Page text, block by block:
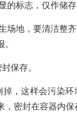
的标志，仅作储
场地，要清洁整
保存。
掉，这样会污染
密封在容器内保